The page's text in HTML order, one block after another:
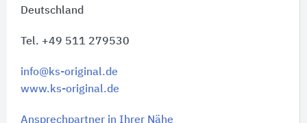
Deutschland
Tel. +49 511 279530
info@ks-original.de
www.ks-original.de
Ansprechpartner in Ihrer Nähe